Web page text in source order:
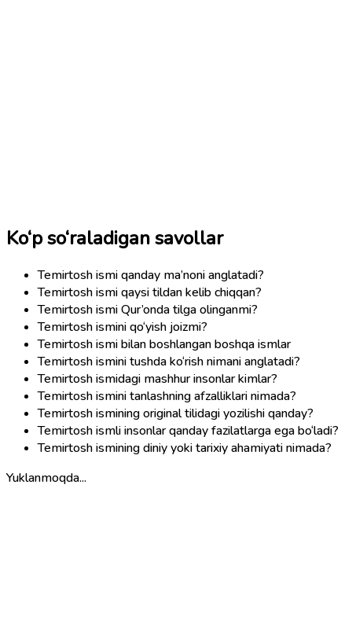
Ko‘p so‘raladigan savollar
Temirtosh ismi qanday ma’noni anglatadi?
Temirtosh ismi qaysi tildan kelib chiqqan?
Temirtosh ismi Qur’onda tilga olinganmi?
Temirtosh ismini qo‘yish joizmi?
Temirtosh ismi bilan boshlangan boshqa ismlar
Temirtosh ismini tushda ko‘rish nimani anglatadi?
Temirtosh ismidagi mashhur insonlar kimlar?
Temirtosh ismini tanlashning afzalliklari nimada?
Temirtosh ismining original tilidagi yozilishi qanday?
Temirtosh ismli insonlar qanday fazilatlarga ega bo‘ladi?
Temirtosh ismining diniy yoki tarixiy ahamiyati nimada?
Yuklanmoqda...